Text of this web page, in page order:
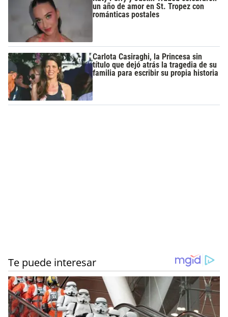
un año de amor en St. Tropez con
románticas postales
Carlota Casiraghi, la Princesa sin
título que dejó atrás la tragedia de su
familia para escribir su propia historia